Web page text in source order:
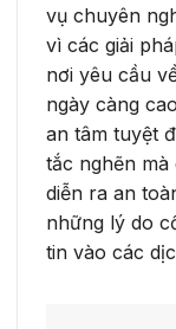
vụ chuyên
vì các giải
nơi yêu cầu
ngày càng
an tâm tuyệt
tắc nghẽn
diễn ra an
những lý do
tin vào các